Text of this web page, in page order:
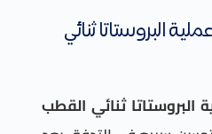
البروستاتا ثنائي
البروستاتا ثنائي القطب